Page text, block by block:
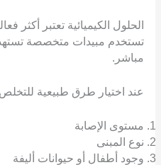
الحلول الكيميائية تعتبر أكثر
تستخدم مبيدات متخصصة
مباشر.
عند اختيار طرق طبيعية
مستوى الإصابة
نوع المبنى
وجود أطفال أو حيوانات أليفة